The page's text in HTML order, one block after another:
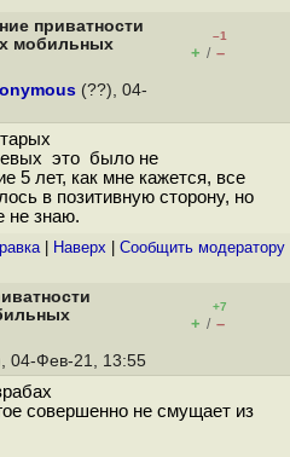
приватности
мобильных
–1
+ / –
(??), 04-
это было не
5 лет, как мне кажется, все
в позитивную сторону, но
не знаю.
| Наверх Cообщить модератору
+7
+ / –
04-Фев-21, 13:55
совершенно не смущает из